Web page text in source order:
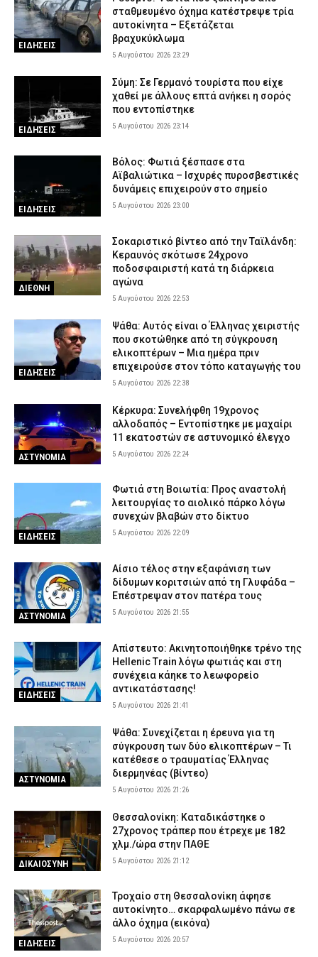
Μπορεί ένα αυτοκίνητο να ξεπεράσει τα 300.000 χιλιόμετρα; –
Τι καθορίζει πραγματικά τη διάρκεια ζωής του
AUTO MOTO 5 Αυγούστου 2026 16:59
ΕΙΔΗΣΕΙΣ
σταθμευμένο όχημα κατέστρεψε τρία
αυτοκίνητα – Εξετάζεται
βραχυκύκλωμα
5 Αυγούστου 2026 23:29
ΕΙΔΗΣΕΙΣ
Σύμη: Σε Γερμανό τουρίστα που είχε
χαθεί με άλλους επτά ανήκει η σορός
που εντοπίστηκε
5 Αυγούστου 2026 23:14
ΕΙΔΗΣΕΙΣ
Βόλος: Φωτιά ξέσπασε στα
Αϊβαλιώτικα – Ισχυρές πυροσβεστικές
δυνάμεις επιχειρούν στο σημείο
5 Αυγούστου 2026 23:00
ΔΙΕΘΝΗ
Σοκαριστικό βίντεο από την Ταϊλάνδη:
Κεραυνός σκότωσε 24χρονο
ποδοσφαιριστή κατά τη διάρκεια
αγώνα
5 Αυγούστου 2026 22:53
ΕΙΔΗΣΕΙΣ
Ψάθα: Αυτός είναι ο Έλληνας χειριστής
που σκοτώθηκε από τη σύγκρουση
ελικοπτέρων – Μια ημέρα πριν
επιχειρούσε στον τόπο καταγωγής του
5 Αυγούστου 2026 22:38
ΑΣΤΥΝΟΜΙΑ
Κέρκυρα: Συνελήφθη 19χρονος
αλλοδαπός – Εντοπίστηκε με μαχαίρι
11 εκατοστών σε αστυνομικό έλεγχο
5 Αυγούστου 2026 22:24
ΕΙΔΗΣΕΙΣ
Φωτιά στη Βοιωτία: Προς αναστολή
λειτουργίας το αιολικό πάρκο λόγω
συνεχών βλαβών στο δίκτυο
5 Αυγούστου 2026 22:09
ΑΣΤΥΝΟΜΙΑ
Αίσιο τέλος στην εξαφάνιση των
δίδυμων κοριτσιών από τη Γλυφάδα –
Επέστρεψαν στον πατέρα τους
5 Αυγούστου 2026 21:55
ΕΙΔΗΣΕΙΣ
Απίστευτο: Ακινητοποιήθηκε τρένο της
Hellenic Train λόγω φωτιάς και στη
συνέχεια κάηκε το λεωφορείο
αντικατάστασης!
5 Αυγούστου 2026 21:41
ΑΣΤΥΝΟΜΙΑ
Ψάθα: Συνεχίζεται η έρευνα για τη
σύγκρουση των δύο ελικοπτέρων – Τι
κατέθεσε ο τραυματίας Έλληνας
διερμηνέας (βίντεο)
5 Αυγούστου 2026 21:26
ΔΙΚΑΙΟΣΥΝΗ
Θεσσαλονίκη: Καταδικάστηκε ο
27χρονος τράπερ που έτρεχε με 182
χλμ./ώρα στην ΠΑΘΕ
5 Αυγούστου 2026 21:12
ΕΙΔΗΣΕΙΣ
Τροχαίο στη Θεσσαλονίκη άφησε
αυτοκίνητο… σκαρφαλωμένο πάνω σε
άλλο όχημα (εικόνα)
5 Αυγούστου 2026 20:57